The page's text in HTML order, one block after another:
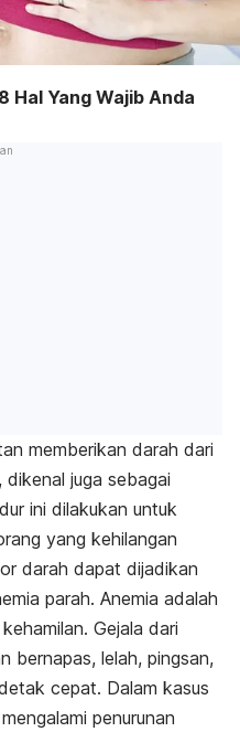
Hal Yang Wajib Anda
memberikan darah dari
juga sebagai
ini dilakukan untuk
yang kehilangan
darah dapat dijadikan
parah. Anemia adalah
Gejala dari
bernapas, lelah, pingsan,
cepat. Dalam kasus
penurunan